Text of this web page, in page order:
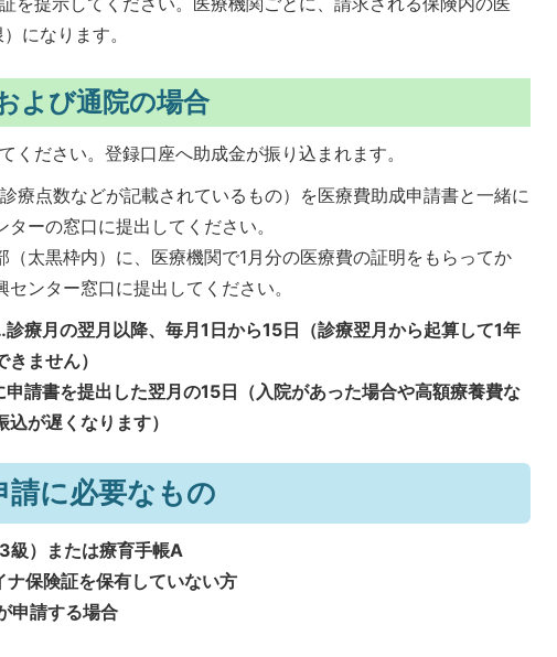
になります。
よび通院の場合
ください。登録口座へ助成金が振り込まれます。
療点数などが記載されているもの）を医療費助成申請書と一緒に
ーの窓口に提出してください。
（太黒枠内）に、医療機関で1月分の医療費の証明をもらってか
ンター窓口に提出してください。
診療月の翌月以降、毎月1日から15日（診療翌月から起算して1年
ません）
申請書を提出した翌月の15日（入院があった場合や高額療養費な
が遅くなります）
請に必要なもの
級）または療育手帳A
ナ保険証を保有していない方
申請する場合